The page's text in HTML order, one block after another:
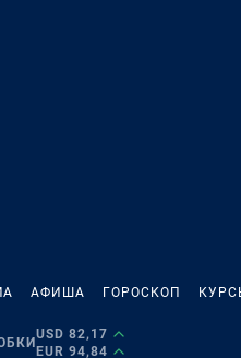
АФИША ГОРОСКОП
USD 82,17
EUR 94,84